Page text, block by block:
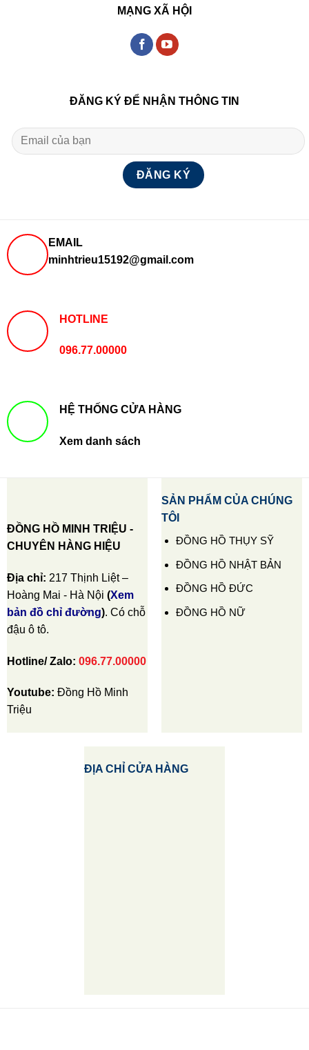
MẠNG XÃ HỘI
ĐĂNG KÝ ĐỂ NHẬN THÔNG TIN
EMAIL
minhtrieu15192@gmail.com
HOTLINE
096.77.00000
HỆ THỐNG CỬA HÀNG
Xem danh sách
ĐỒNG HỒ MINH TRIỆU -
CHUYÊN HÀNG HIỆU
Địa chỉ: 217 Thịnh Liệt –
Hoàng Mai - Hà Nội (Xem
bản đồ chỉ đường). Có chỗ
đậu ô tô.
Hotline/ Zalo: 096.77.00000
Youtube: Đồng Hồ Minh
Triệu
SẢN PHẨM CỦA CHÚNG
TÔI
ĐỒNG HỒ THỤY SỸ
ĐỒNG HỒ NHẬT BẢN
ĐỒNG HỒ ĐỨC
ĐỒNG HỒ NỮ
ĐỊA CHỈ CỬA HÀNG